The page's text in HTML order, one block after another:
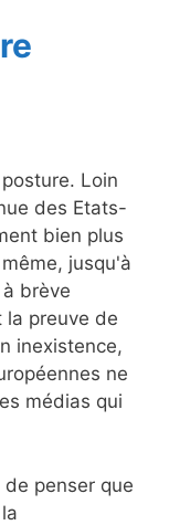
Loin
des Etats-
bien plus
même, jusqu'à
brève
la preuve de
inexistence,
ne
médias qui
penser que